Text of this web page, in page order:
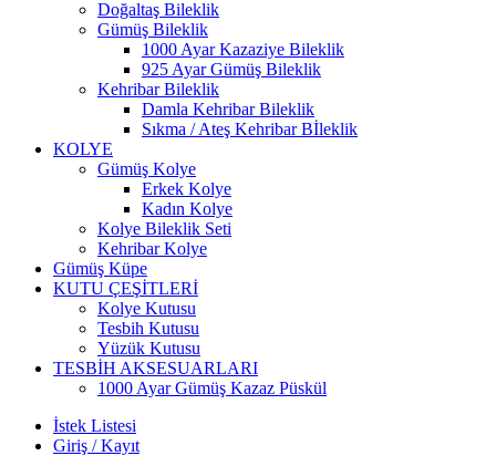
Doğaltaş Bileklik
Gümüş Bileklik
1000 Ayar Kazaziye Bileklik
925 Ayar Gümüş Bileklik
Kehribar Bileklik
Damla Kehribar Bileklik
Sıkma / Ateş Kehribar Bİleklik
KOLYE
Gümüş Kolye
Erkek Kolye
Kadın Kolye
Kolye Bileklik Seti
Kehribar Kolye
Gümüş Küpe
KUTU ÇEŞİTLERİ
Kolye Kutusu
Tesbih Kutusu
Yüzük Kutusu
TESBİH AKSESUARLARI
1000 Ayar Gümüş Kazaz Püskül
İstek Listesi
Giriş / Kayıt